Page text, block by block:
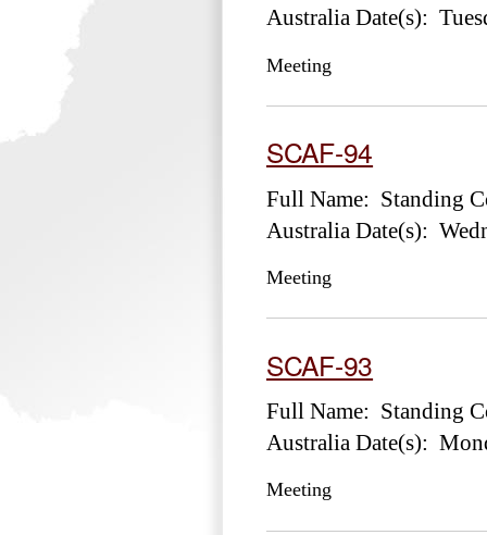
Australia Date(s):
Meeting
SCAF-94
Full Name: Standing
Australia Date(s):
Meeting
SCAF-93
Full Name: Standing
Australia Date(s):
Meeting